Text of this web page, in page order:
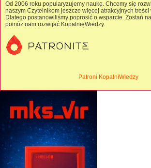
Od 2006 roku popularyzujemy naukę. Chcemy się
naszym Czytelnikom jeszcze więcej atrakcyjnych
Dlatego postanowiliśmy poprosić o wsparcie. Zostań
pomóż nam rozwijać KopalnięWiedzy.
Patroni KopalniWiedzy